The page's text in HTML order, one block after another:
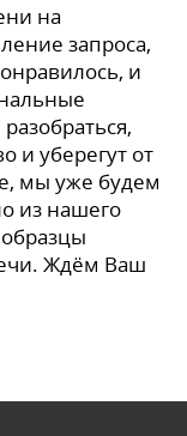
на
запроса,
и
и уберегут от
мы уже будем
из нашего
Ждём Ваш